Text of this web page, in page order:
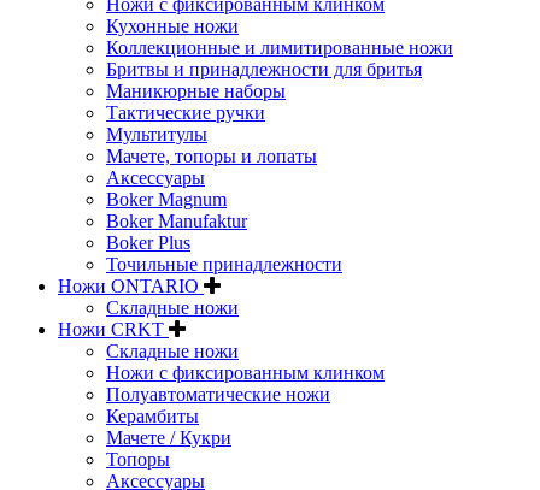
Ножи с фиксированным клинком
Кухонные ножи
Коллекционные и лимитированные ножи
Бритвы и принадлежности для бритья
Маникюрные наборы
Тактические ручки
Мультитулы
Мачете, топоры и лопаты
Аксессуары
Boker Magnum
Boker Manufaktur
Boker Plus
Точильные принадлежности
Ножи ONTARIO
Складные ножи
Ножи CRKT
Складные ножи
Ножи с фиксированным клинком
Полуавтоматические ножи
Керамбиты
Мачете / Кукри
Топоры
Аксессуары